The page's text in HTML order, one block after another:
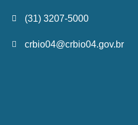
(31) 3207-5000
crbio04@crbio04.gov.br